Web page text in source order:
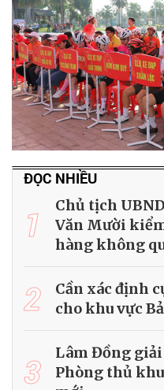
ĐỌC NHIỀU
1
Chủ tịch
Văn Mười
hàng không
2
Cần xác định
cho khu vực
3
Lâm Đồng
Phòng thủ